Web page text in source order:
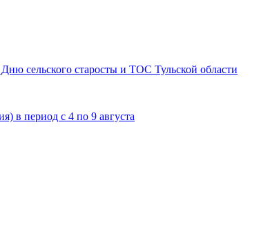
сельского старосты и ТОС Тульской области
в период с 4 по 9 августа